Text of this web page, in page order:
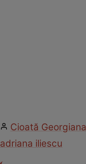
Cioată Georgiana
adriana iliescu